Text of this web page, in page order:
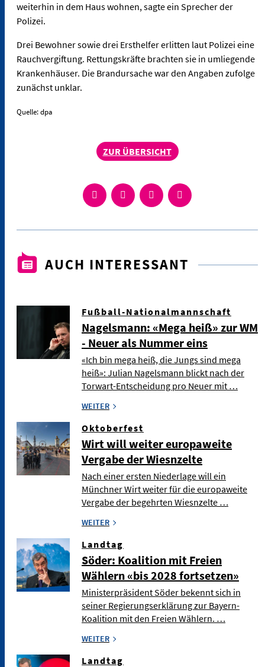
weiterhin in dem Haus wohnen, sagte ein Sprecher der
Polizei.
Drei Bewohner sowie drei Ersthelfer erlitten laut Polizei eine
Rauchvergiftung. Rettungskräfte brachten sie in umliegende
Krankenhäuser. Die Brandursache war den Angaben zufolge
zunächst unklar.
Quelle: dpa
ZUR ÜBERSICHT
AUCH INTERESSANT
Fußball-Nationalmannschaft
Nagelsmann: «Mega heiß» zur WM
- Neuer als Nummer eins
«Ich bin mega heiß, die Jungs sind mega
heiß»: Julian Nagelsmann blickt nach der
Torwart-Entscheidung pro Neuer mit …
WEITER
Oktoberfest
Wirt will weiter europaweite
Vergabe der Wiesnzelte
Nach einer ersten Niederlage will ein
Münchner Wirt weiter für die europaweite
Vergabe der begehrten Wiesnzelte …
WEITER
Landtag
Söder: Koalition mit Freien
Wählern «bis 2028 fortsetzen»
Ministerpräsident Söder bekennt sich in
seiner Regierungserklärung zur Bayern-
Koalition mit den Freien Wählern. …
WEITER
Landtag